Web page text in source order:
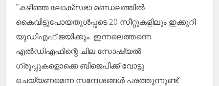
”കഴിഞ്ഞ ലോക്സഭാ മണ്ഡലത്തിൽ
കൈവിട്ടുപോയതുൾപ്പടെ 20 സീറ്റുകളിലും ഇക്കുറി
യുഡിഎഫ് ജയിക്കും. ഇന്നലെത്തന്നെ
എൽ‌ഡിഎഫിന്റെ ചില സോഷ്യൽ ​
ഗ്രൂപ്പുകളൊക്കെ ബിജെപിക്ക് വോട്ടു
ചെയ്യണമെന്ന സന്ദേശങ്ങൾ പരത്തുന്നുണ്ട്.